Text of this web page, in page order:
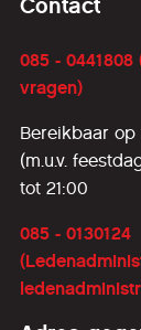
Contact
085 - 0441808
vragen)
Bereikbaar
(m.u.v.
tot 21:00
085 - 0130124